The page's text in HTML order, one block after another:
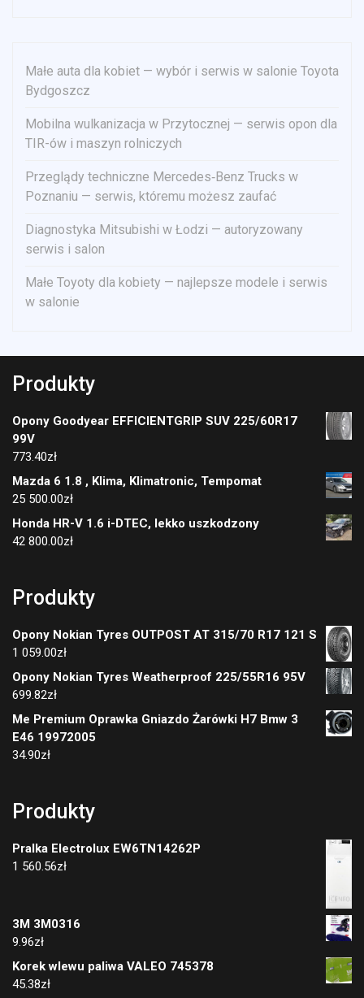
Małe auta dla kobiet — wybór i serwis w salonie Toyota
Bydgoszcz
Mobilna wulkanizacja w Przytocznej — serwis opon dla
TIR-ów i maszyn rolniczych
Przeglądy techniczne Mercedes‑Benz Trucks w
Poznaniu — serwis, któremu możesz zaufać
Diagnostyka Mitsubishi w Łodzi — autoryzowany
serwis i salon
Małe Toyoty dla kobiety — najlepsze modele i serwis
w salonie
Produkty
Opony Goodyear EFFICIENTGRIP SUV 225/60R17
99V
773.40zł
Mazda 6 1.8 , Klima, Klimatronic, Tempomat
25 500.00zł
Honda HR-V 1.6 i-DTEC, lekko uszkodzony
42 800.00zł
Produkty
Opony Nokian Tyres OUTPOST AT 315/70 R17 121 S
1 059.00zł
Opony Nokian Tyres Weatherproof 225/55R16 95V
699.82zł
Me Premium Oprawka Gniazdo Żarówki H7 Bmw 3
E46 19972005
34.90zł
Produkty
Pralka Electrolux EW6TN14262P
1 560.56zł
3M 3M0316
9.96zł
Korek wlewu paliwa VALEO 745378
45.38zł